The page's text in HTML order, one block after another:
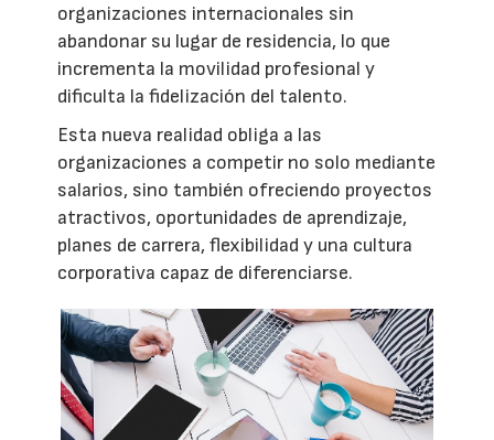
organizaciones internacionales sin
abandonar su lugar de residencia, lo que
incrementa la movilidad profesional y
dificulta la fidelización del talento.
Esta nueva realidad obliga a las
organizaciones a competir no solo mediante
salarios, sino también ofreciendo proyectos
atractivos, oportunidades de aprendizaje,
planes de carrera, flexibilidad y una cultura
corporativa capaz de diferenciarse.